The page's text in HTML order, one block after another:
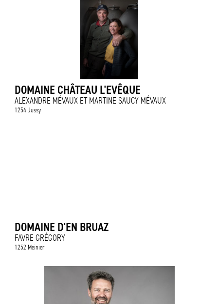
DOMAINE CHÂTEAU L'EVÊQUE
ALEXANDRE MÉVAUX ET MARTINE SAUCY MÉVAUX
1254 Jussy
DOMAINE D'EN BRUAZ
FAVRE GRÉGORY
1252 Meinier